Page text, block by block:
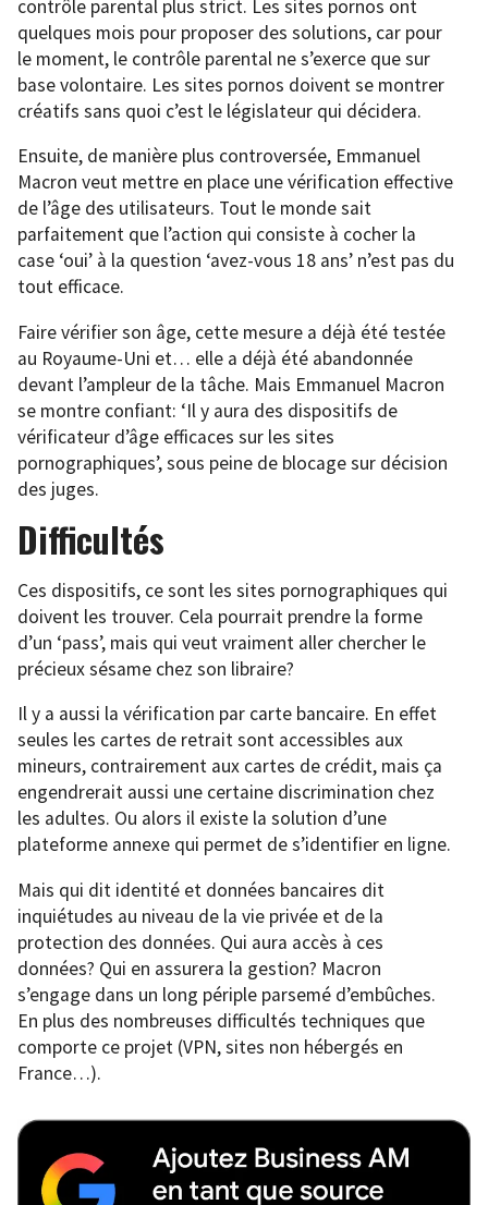
contrôle parental plus strict. Les sites pornos ont
quelques mois pour proposer des solutions, car pour
le moment, le contrôle parental ne s’exerce que sur
base volontaire. Les sites pornos doivent se montrer
créatifs sans quoi c’est le législateur qui décidera.
Ensuite, de manière plus controversée, Emmanuel
Macron veut mettre en place une vérification effective
de l’âge des utilisateurs. Tout le monde sait
parfaitement que l’action qui consiste à cocher la
case ‘oui’ à la question ‘avez-vous 18 ans’ n’est pas du
tout efficace.
Faire vérifier son âge, cette mesure a déjà été testée
au Royaume-Uni et… elle a déjà été abandonnée
devant l’ampleur de la tâche. Mais Emmanuel Macron
se montre confiant: ‘Il y aura des dispositifs de
vérificateur d’âge efficaces sur les sites
pornographiques’, sous peine de blocage sur décision
des juges.
Difficultés
Ces dispositifs, ce sont les sites pornographiques qui
doivent les trouver. Cela pourrait prendre la forme
d’un ‘pass’, mais qui veut vraiment aller chercher le
précieux sésame chez son libraire?
Il y a aussi la vérification par carte bancaire. En effet
seules les cartes de retrait sont accessibles aux
mineurs, contrairement aux cartes de crédit, mais ça
engendrerait aussi une certaine discrimination chez
les adultes. Ou alors il existe la solution d’une
plateforme annexe qui permet de s’identifier en ligne.
Mais qui dit identité et données bancaires dit
inquiétudes au niveau de la vie privée et de la
protection des données. Qui aura accès à ces
données? Qui en assurera la gestion? Macron
s’engage dans un long périple parsemé d’embûches.
En plus des nombreuses difficultés techniques que
comporte ce projet (VPN, sites non hébergés en
France…).